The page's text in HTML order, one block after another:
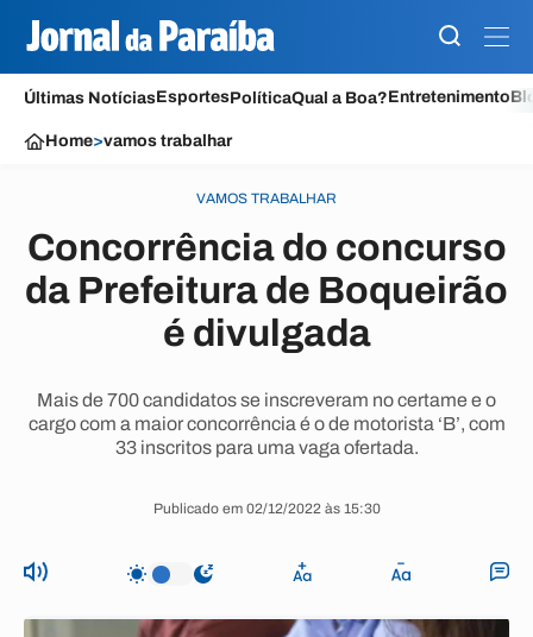
Últimas NotíciasEsportesPolíticaQual a Boa?Entretenimento
Home>vamos trabalhar
VAMOS TRABALHAR
Concorrência do concurso
da Prefeitura de Boqueirão
é divulgada
Mais de 700 candidatos se inscreveram no certame e o
cargo com a maior concorrência é o de motorista ‘B’, com
33 inscritos para uma vaga ofertada.
Publicado em 02/12/2022 às 15:30